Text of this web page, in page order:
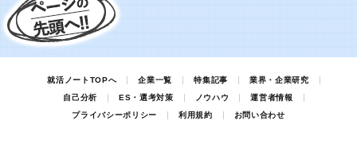
就活ノートTOPへ 企業一覧 特集記事
業界・企業研究
自己分析
ES・選考対策 ノウハウ
運営者情報
プライバシーポリシー
利用規約 お問い合わせ